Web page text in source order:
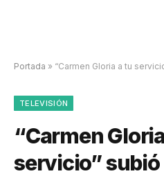
Portada » “Carmen Gloria a tu servicio”
TELEVISIÓN
“Carmen
servicio”